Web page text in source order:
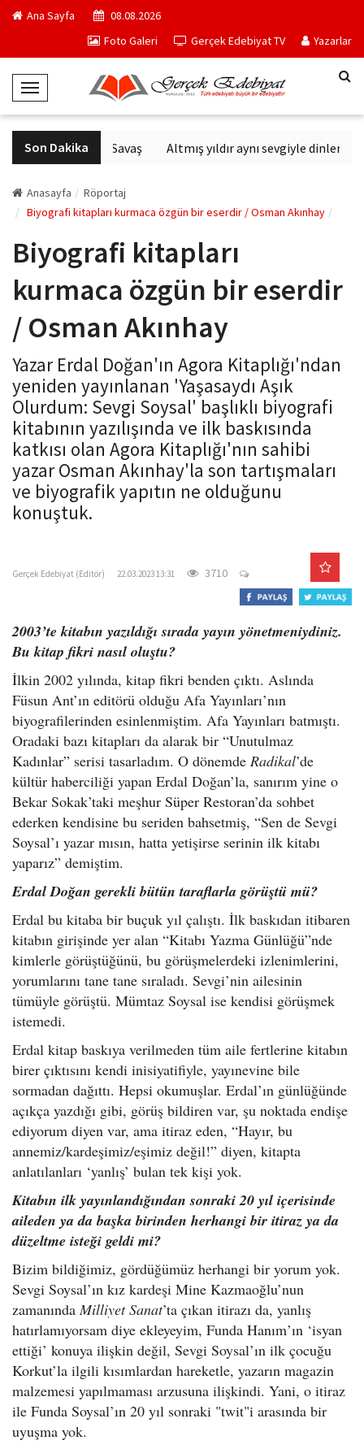
Ana Sayfa
08.08.2026
Foto Galeri
Gerçek Edebiyat TV Yazarlar
T
o
g
g
e
N
v
g
a
t
o
n
Son Dakika
Altıncı Nesil Savaş Altmış yıldır aynı sevgiyle dinlenen
Anasayfa
Röportaj
Biyografi kitapları kurmaca özgün bir eserdir / Osman Akınhay
Biyografi kitapları
kurmaca özgün bir eserdir
/ Osman Akınhay
Yazar Erdal Doğan'ın Agora Kitaplığı'ndan
yeniden yayınlanan 'Yaşasaydı Aşık
Olurdum: Sevgi Soysal' başlıklı biyografi
kitabının yazılışında ve ilk baskısında
katkısı olan Agora Kitaplığı'nın sahibi
yazar Osman Akınhay'la son tartışmaları
ve biyografik yapıtın ne olduğunu
konuştuk.
Gerçek Edebiyat (Editör) 22.03.2023 13:31 3710
2003’te kitabın yazıldığı sırada yayın yönetmeniydiniz.
Bu kitap fikri nasıl oluştu?
İlkin 2002 yılında, kitap fikri benden çıktı. Aslında
Füsun Ant’ın editörü olduğu Afa Yayınları’nın
biyografilerinden esinlenmiştim. Afa Yayınları batmıştı.
Oradaki bazı kitapları da alarak bir “Unutulmaz
Kadınlar” serisi tasarladım. O dönemde Radikal’de
kültür haberciliği yapan Erdal Doğan’la, sanırım yine o
Bekar Sokak’taki meşhur Süper Restoran’da sohbet
ederken kendisine bu seriden bahsetmiş, “Sen de Sevgi
Soysal’ı yazar mısın, hatta yetişirse serinin ilk kitabı
yaparız” demiştim.
Erdal Doğan gerekli bütün taraflarla görüştü mü?
Erdal bu kitaba bir buçuk yıl çalıştı. İlk baskıdan itibaren
kitabın girişinde yer alan “Kitabı Yazma Günlüğü”nde
kimlerle görüştüğünü, bu görüşmelerdeki izlenimlerini,
yorumlarını tane tane sıraladı. Sevgi’nin ailesinin
tümüyle görüştü. Mümtaz Soysal ise kendisi görüşmek
istemedi.
Erdal kitap baskıya verilmeden tüm aile fertlerine kitabın
birer çıktısını kendi inisiyatifiyle, yayınevine bile
sormadan dağıttı. Hepsi okumuşlar. Erdal’ın günlüğünde
açıkça yazdığı gibi, görüş bildiren var, şu noktada endişe
ediyorum diyen var, ama itiraz eden, “Hayır, bu
annemiz/kardeşimiz/eşimiz değil!” diyen, kitapta
anlatılanları ‘yanlış’ bulan tek kişi yok.
Kitabın ilk yayınlandığından sonraki 20 yıl içerisinde
aileden ya da başka birinden herhangi bir itiraz ya da
düzeltme isteği geldi mi?
Bizim bildiğimiz, gördüğümüz herhangi bir yorum yok.
Sevgi Soysal’ın kız kardeşi Mine Kazmaoğlu’nun
zamanındaMilliyet Sanat’ta çıkan itirazı da, yanlış
hatırlamıyorsam diye ekleyeyim, Funda Hanım’ın ‘isyan
ettiği’ konuya ilişkin değil, Sevgi Soysal’ın ilk çocuğu
Korkut’la ilgili kısımlardan hareketle, yazarın magazin
malzemesi yapılmaması arzusuna ilişkindi. Yani, o itiraz
ile Funda Soysal’ın 20 yıl sonraki "twit"i arasında bir
uyuşma yok.